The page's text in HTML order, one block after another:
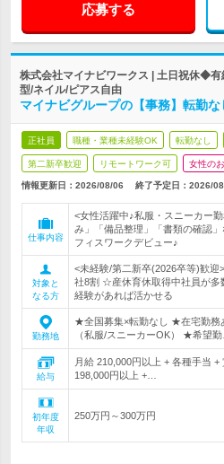
応募する
株式会社マイナビワークス | 土日祝休◆
型/ネイル/ピアス自由
マイナビグループの【事務】転勤
正社員 職種・業種未経験OK 転勤なし
第二新卒歓迎 リモートワーク可 女性の
情報更新日：2026/08/06 終了予定日：2026/
仕事内容
<女性活躍中♪私服・スニーカー
み」「備品整理」「書類の確認
フィスワークデビュー♪
対象と
なる方
<未経験/第二新卒(2026卒等)歓
社8割 ☆産休育休取得中社員が
経験があれば活かせる
勤務地
★全国募集×転勤なし ★在宅勤務
（私服/スニーカーOK） ★希望勤
給与
月給 210,000円以上 + 各種手当
198,000円以上 +…
初年度
年収
250万円～300万円